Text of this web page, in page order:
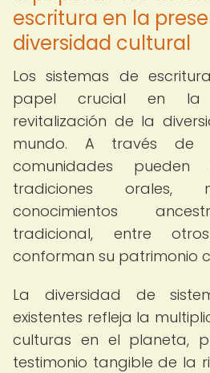
escritura en la
diversidad cultural
Los sistemas de
papel crucial en la
revitalización de la
mundo. A través de
comunidades pueden
tradiciones orales,
conocimientos
tradicional, entre
conforman su patrimonio
La diversidad de
existentes refleja la
culturas en el planeta,
testimonio tangible de la